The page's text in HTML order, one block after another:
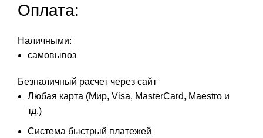
Оплата:
Наличными:
самовывоз
Безналичный расчет через сайт
Любая карта (Мир, Visa, MasterCard, Maestro и
тд.)
Система быстрый платежей